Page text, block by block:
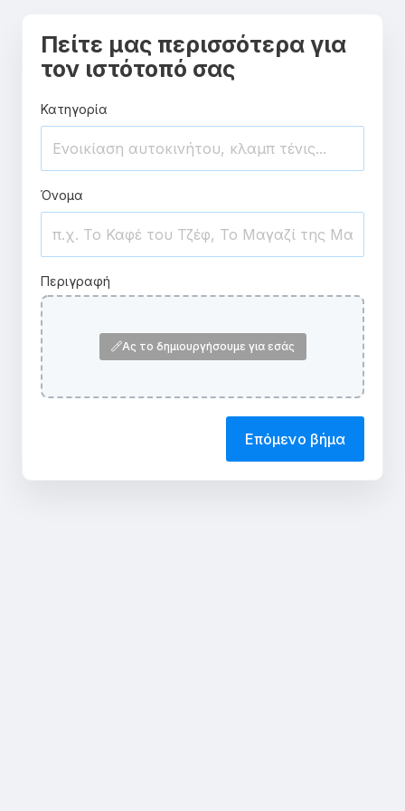
Πείτε μας περισσότερα για
τον ιστότοπό σας
Κατηγορία
Όνομα
Περιγραφή
Ας το δημιουργήσουμε για εσάς
Επόμενο βήμα